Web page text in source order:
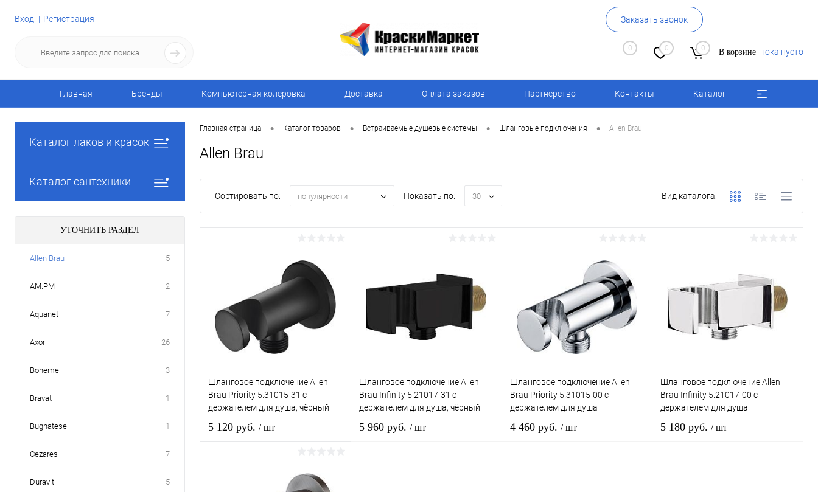
Вход Регистрация Заказать звонок
0 0 0 В корзине пока пусто
Главная Бренды Компьютерная колеровка Доставка Оплата заказов Партнерство Контакты Каталог
Каталог лаков и красок
Каталог сантехники
УТОЧНИТЬ РАЗДЕЛ
Allen Brau 5
AM.PM 2
Aquanet 7
Axor 26
Boheme 3
Bravat 1
Bugnatese 1
Cezares 7
Duravit 5
Главная страница • Каталог товаров • Встраиваемые душевые системы • Шланговые подключения • Allen Brau
Allen Brau
Сортировать по: популярности Показать по: 30 Вид каталога:
Шланговое подключение Allen
Brau Priority 5.31015-31 с
держателем для душа, чёрный
5 120 руб. / шт
В корзину
Шланговое подключение Allen
Brau Infinity 5.21017-31 с
держателем для душа, чёрный
5 960 руб. / шт
Шланговое подключение Allen
Brau Priority 5.31015-00 с
держателем для душа
4 460 руб. / шт
Шланговое подключение Allen
Brau Infinity 5.21017-00 с
держателем для душа
5 180 руб./ шт